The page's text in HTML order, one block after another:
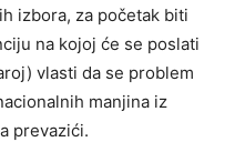
izbora, za početak biti
na kojoj će se poslati
vlasti da se problem
manjina iz
prevazići.